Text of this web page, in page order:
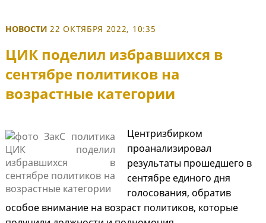
НОВОСТИ 22 ОКТЯБРЯ 2022, 10:35
ЦИК поделил избравшихся в
сентябре политиков на
возрастные категории
Центризбирком
проанализировал
результаты прошедшего в
сентябре единого дня
голосования, обратив
особое внимание на возраст политиков, которые